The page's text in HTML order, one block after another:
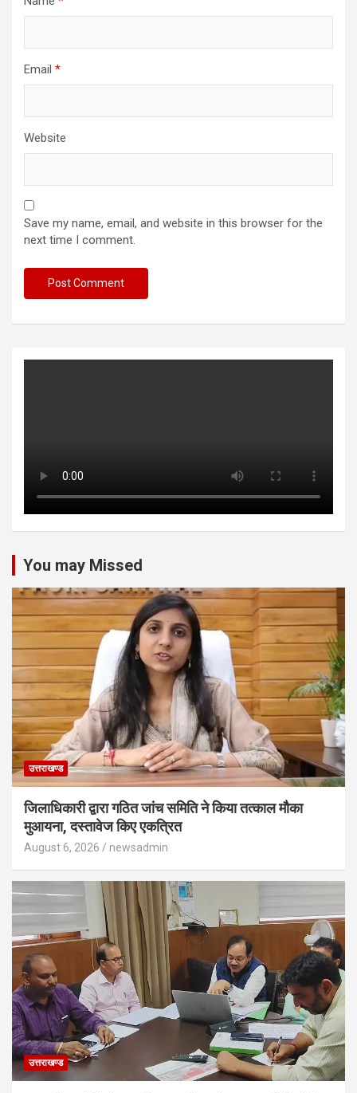
Email *
Website
Save my name, email, and website in this browser for the
next time I comment.
You may Missed
उत्तराखण्ड
जिलाधिकारी द्वारा गठित जांच समिति ने किया तत्काल मौका
मुआयना, दस्तावेज किए एकत्रित
August 6, 2026 newsadmin
उत्तराखण्ड